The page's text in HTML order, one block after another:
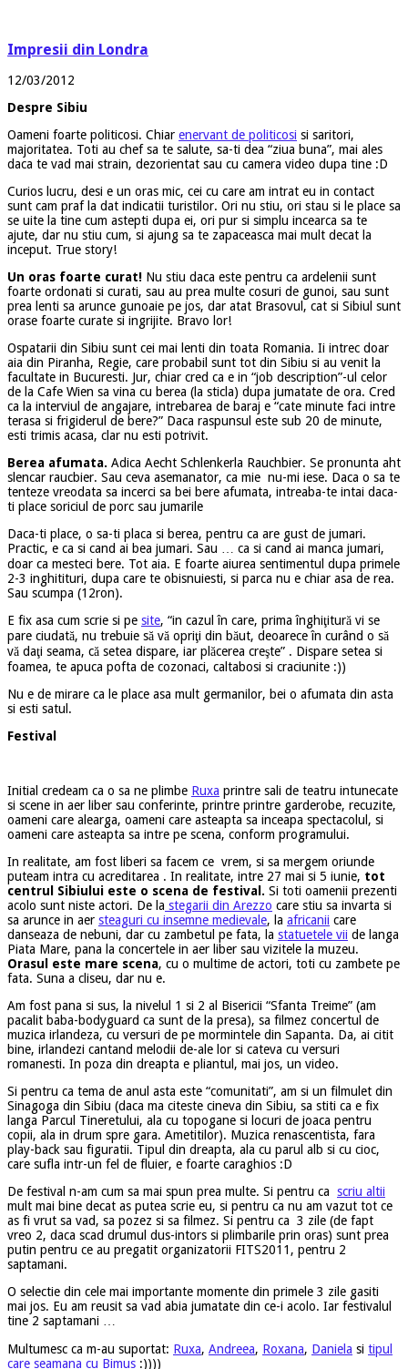
Impresii din Londra
12/03/2012
Despre Sibiu
Oameni foarte politicosi. Chiar enervant de politicosi si saritori,
majoritatea. Toti au chef sa te salute, sa-ti dea “ziua buna”, mai ales
daca te vad mai strain, dezorientat sau cu camera video dupa tine :D
Curios lucru, desi e un oras mic, cei cu care am intrat eu in contact
sunt cam praf la dat indicatii turistilor. Ori nu stiu, ori stau si le place sa
se uite la tine cum astepti dupa ei, ori pur si simplu incearca sa te
ajute, dar nu stiu cum, si ajung sa te zapaceasca mai mult decat la
inceput. True story!
Un oras foarte curat! Nu stiu daca este pentru ca ardelenii sunt
foarte ordonati si curati, sau au prea multe cosuri de gunoi, sau sunt
prea lenti sa arunce gunoaie pe jos, dar atat Brasovul, cat si Sibiul sunt
orase foarte curate si ingrijite. Bravo lor!
Ospatarii din Sibiu sunt cei mai lenti din toata Romania. Ii intrec doar
aia din Piranha, Regie, care probabil sunt tot din Sibiu si au venit la
facultate in Bucuresti. Jur, chiar cred ca e in “job description”-ul celor
de la Cafe Wien sa vina cu berea (la sticla) dupa jumatate de ora. Cred
ca la interviul de angajare, intrebarea de baraj e “cate minute faci intre
terasa si frigiderul de bere?” Daca raspunsul este sub 20 de minute,
esti trimis acasa, clar nu esti potrivit.
Berea afumata. Adica Aecht Schlenkerla Rauchbier. Se pronunta aht
slencar raucbier. Sau ceva asemanator, ca mie nu-mi iese. Daca o sa te
tenteze vreodata sa incerci sa bei bere afumata, intreaba-te intai daca-
ti place soriciul de porc sau jumarile
Daca-ti place, o sa-ti placa si berea, pentru ca are gust de jumari.
Practic, e ca si cand ai bea jumari. Sau … ca si cand ai manca jumari,
doar ca mesteci bere. Tot aia. E foarte aiurea sentimentul dupa primele
2-3 inghitituri, dupa care te obisnuiesti, si parca nu e chiar asa de rea.
Sau scumpa (12ron).
E fix asa cum scrie si pe site, “in cazul în care, prima înghiţitură vi se
pare ciudată, nu trebuie să vă opriţi din băut, deoarece în curând o să
vă daţi seama, că setea dispare, iar plăcerea creşte” . Dispare setea si
foamea, te apuca pofta de cozonaci, caltabosi si craciunite :))
Nu e de mirare ca le place asa mult germanilor, bei o afumata din asta
si esti satul.
Festival
Initial credeam ca o sa ne plimbe Ruxa printre sali de teatru intunecate
si scene in aer liber sau conferinte, printre printre garderobe, recuzite,
oameni care alearga, oameni care asteapta sa inceapa spectacolul, si
oameni care asteapta sa intre pe scena, conform programului.
In realitate, am fost liberi sa facem ce vrem, si sa mergem oriunde
puteam intra cu acreditarea . In realitate, intre 27 mai si 5 iunie, tot
centrul Sibiului este o scena de festival. Si toti oamenii prezenti
acolo sunt niste actori. De la stegarii din Arezzo care stiu sa invarta si
sa arunce in aer steaguri cu insemne medievale, la africanii care
danseaza de nebuni, dar cu zambetul pe fata, la statuetele vii de langa
Piata Mare, pana la concertele in aer liber sau vizitele la muzeu.
Orasul este mare scena, cu o multime de actori, toti cu zambete pe
fata. Suna a cliseu, dar nu e.
Am fost pana si sus, la nivelul 1 si 2 al Bisericii “Sfanta Treime” (am
pacalit baba-bodyguard ca sunt de la presa), sa filmez concertul de
muzica irlandeza, cu versuri de pe mormintele din Sapanta. Da, ai citit
bine, irlandezi cantand melodii de-ale lor si cateva cu versuri
romanesti. In poza din dreapta e pliantul, mai jos, un video.
Si pentru ca tema de anul asta este “comunitati”, am si un filmulet din
Sinagoga din Sibiu (daca ma citeste cineva din Sibiu, sa stiti ca e fix
langa Parcul Tineretului, ala cu topogane si locuri de joaca pentru
copii, ala in drum spre gara. Ametitilor). Muzica renascentista, fara
play-back sau figuratii. Tipul din dreapta, ala cu parul alb si cu cioc,
care sufla intr-un fel de fluier, e foarte caraghios :D
De festival n-am cum sa mai spun prea multe. Si pentru ca scriu altii
mult mai bine decat as putea scrie eu, si pentru ca nu am vazut tot ce
as fi vrut sa vad, sa pozez si sa filmez. Si pentru ca 3 zile (de fapt
vreo 2, daca scad drumul dus-intors si plimbarile prin oras) sunt prea
putin pentru ce au pregatit organizatorii FITS2011, pentru 2
saptamani.
O selectie din cele mai importante momente din primele 3 zile gasiti
mai jos. Eu am reusit sa vad abia jumatate din ce-i acolo. Iar festivalul
tine 2 saptamani …
Multumesc ca m-au suportat: Ruxa, Andreea, Roxana, Daniela si tipul
care seamana cu Bimus :))))